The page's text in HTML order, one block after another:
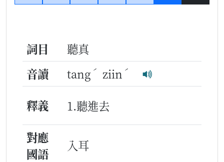
詞目
聽真
音讀
tang ˊ ziin ˊ
釋義
1.聽進去
對應
國語
入耳